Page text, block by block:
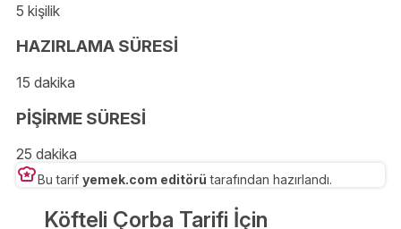
5 kişilik
HAZIRLAMA SÜRESİ
15 dakika
PİŞİRME SÜRESİ
25 dakika
Bu tarif yemek.com editörü tarafından hazırlandı.
Köfteli Çorba Tarifi İçin